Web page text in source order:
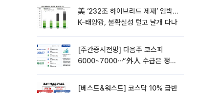
美 ‘232조 하이브리드 제재’ 임박…
K-태양광, 불확실성 털고 날개 다나
[주간증시전망] 다음주 코스피
6000~7000⋯“外人 수급은 정책
[베스트&워스트] 코스닥 10% 급반